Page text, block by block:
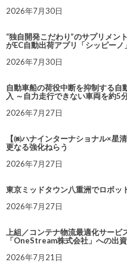
2026年7月30日
“独自開発こだわり”のサプリメン
がEC自動出荷アプリ「シッピーノ
2026年7月30日
自動車船の荷役中断を抑制する自
入 ～自力走行できない車両を約5
2026年7月27日
【㈱ハナインターナショナル×星
更なる強化ねらう
2026年7月27日
東京ミッドタウン八重洲でロボッ
2026年7月27日
上組／コンテナ物流最適化サービ
「OneStream株式会社」への出
2026年7月21日